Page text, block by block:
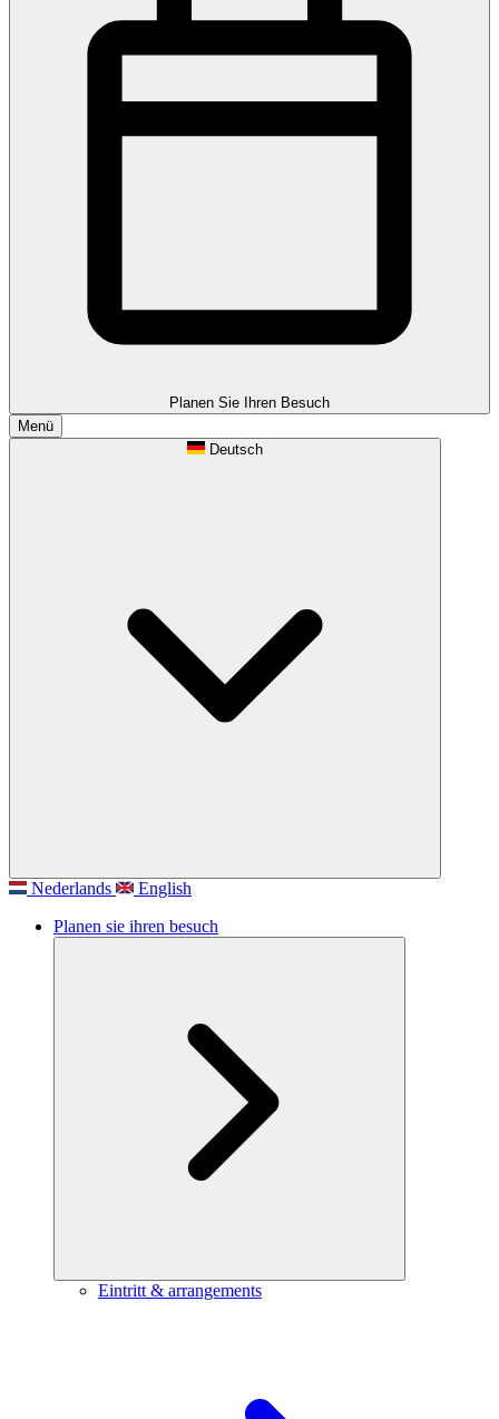
Planen Sie Ihren Besuch
Menü
Deutsch
Nederlands
English
Planen sie ihren besuch
Eintritt & arrangements